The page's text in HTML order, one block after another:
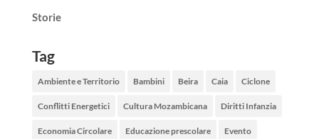
Storie
Tag
Ambiente e Territorio Bambini Beira Caia Ciclone
Conflitti Energetici Cultura Mozambicana Diritti Infanzia
Economia Circolare Educazione prescolare Evento